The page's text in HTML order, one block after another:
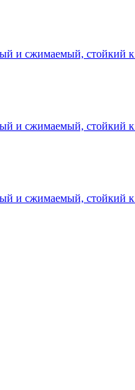
и сжимаемый, стойкий
и сжимаемый, стойкий
и сжимаемый, стойкий